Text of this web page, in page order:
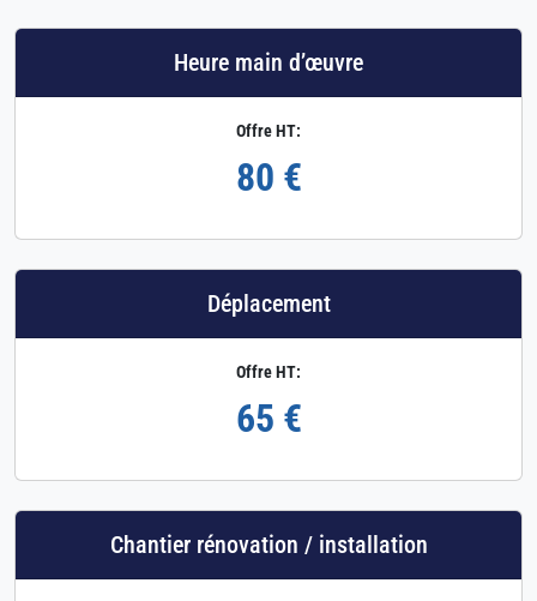
Heure main d’œuvre
Offre HT:
80 €
Déplacement
Offre HT:
65 €
Chantier rénovation / installation